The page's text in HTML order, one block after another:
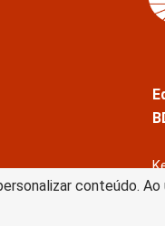
conteúdo.